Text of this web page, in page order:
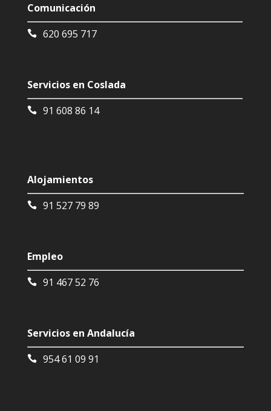
Comunicación
620 695 717
Servicios en Coslada
91 608 86 14
Alojamientos
91 527 79 89
Empleo
91 467 52 76
Servicios en Andalucía
954 61 09 91